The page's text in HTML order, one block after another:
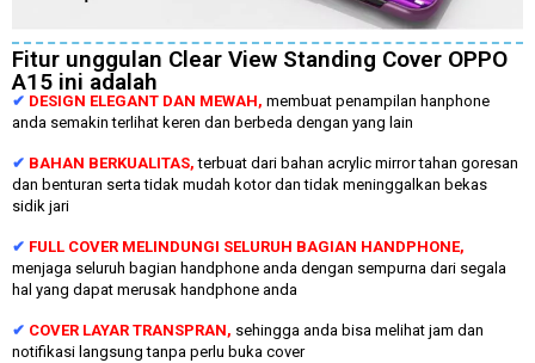
Fitur unggulan Clear View Standing Cover OPPO
A15 ini adalah
✔ DESIGN ELEGANT DAN MEWAH, membuat penampilan hanphone
anda semakin terlihat keren dan berbeda dengan yang lain
✔ BAHAN BERKUALITAS,terbuat dari bahan acrylic mirror tahan goresan
dan benturan serta tidak mudah kotor dan tidak meninggalkan bekas
sidik jari
✔ FULL COVER MELINDUNGI SELURUH BAGIAN HANDPHONE,
menjaga seluruh bagian handphone anda dengan sempurna dari segala
hal yang dapat merusak handphone anda
✔ COVER LAYAR TRANSPRAN, sehingga anda bisa melihat jam dan
notifikasi langsung tanpa perlu buka cover